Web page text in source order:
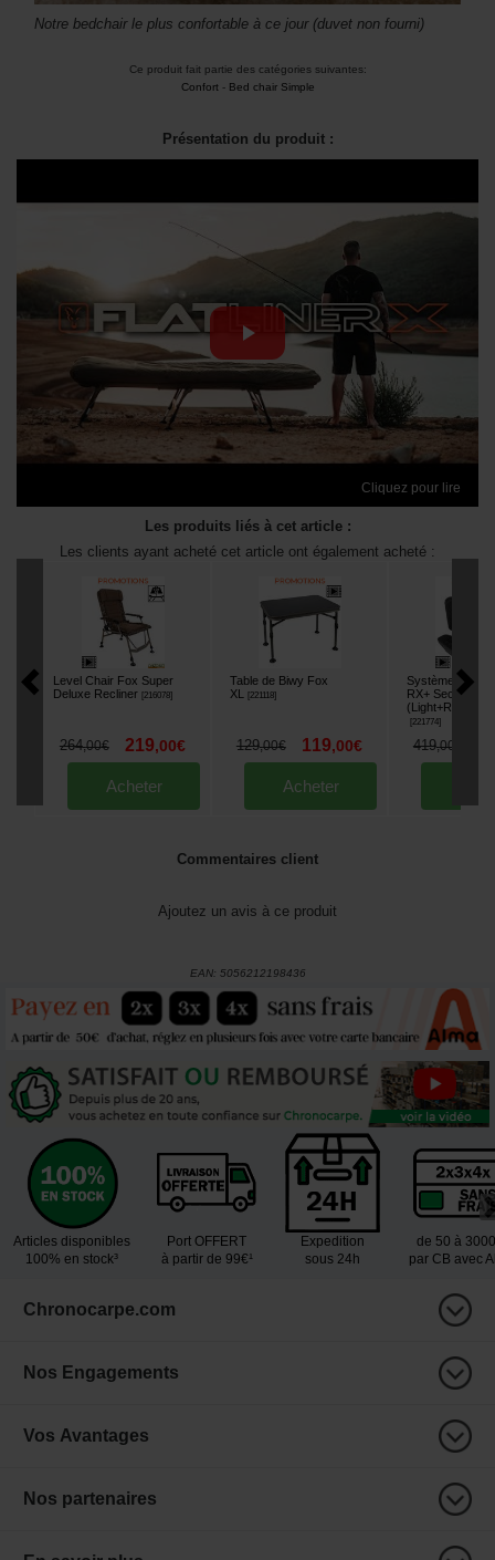
Notre bedchair le plus confortable à ce jour (duvet non fourni)
Ce produit fait partie des catégories suivantes:
Confort- Bed chair Simple
Présentation du produit :
Cliquez pour lire
Les produits liés à cet article :
Les clients ayant acheté cet article ont également acheté :
Level Chair Fox Super
Deluxe Recliner [216078]
264,00€ 219,00€
Acheter
Table de Biwy Fox
XL
[221118]
129,00€ 119,00€
Acheter
Système de
RX+ Security
[221774]
419,00
Commentaires client
Ajoutez un avis à ce produit
EAN: 5056212198436
Articles disponibles
100% en stock³
Port OFFERT
à partir de 99€¹
Expedition
sous 24h
de 50 à
par CB avec
Chronocarpe.com
Nos Engagements
Vos Avantages
Nos partenaires